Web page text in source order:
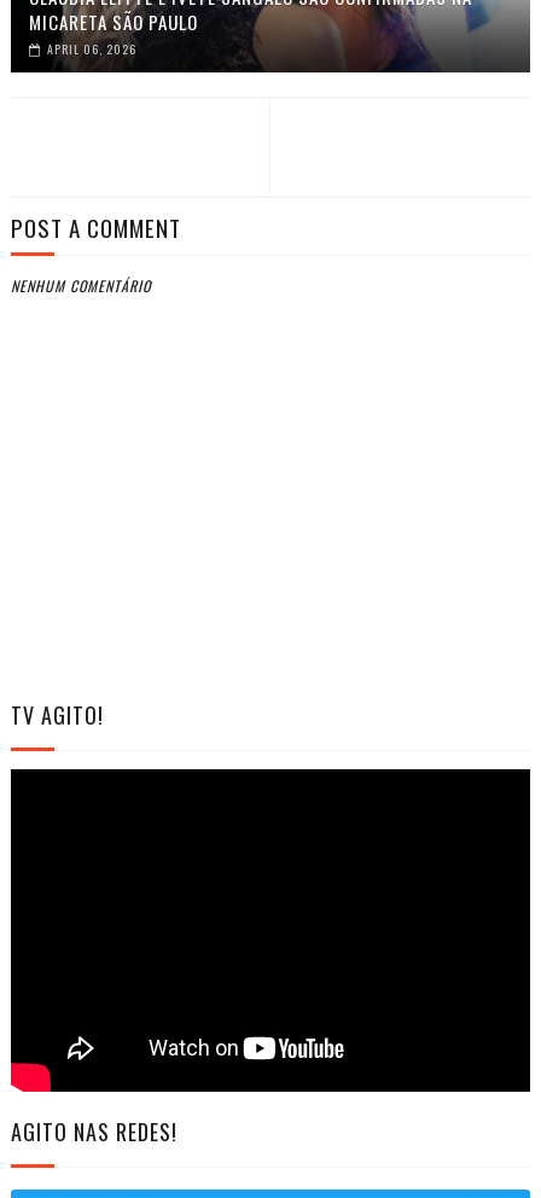
MICARETA SÃO PAULO
APRIL 06, 2026
POST A COMMENT
NENHUM COMENTÁRIO
TV AGITO!
AGITO NAS REDES!